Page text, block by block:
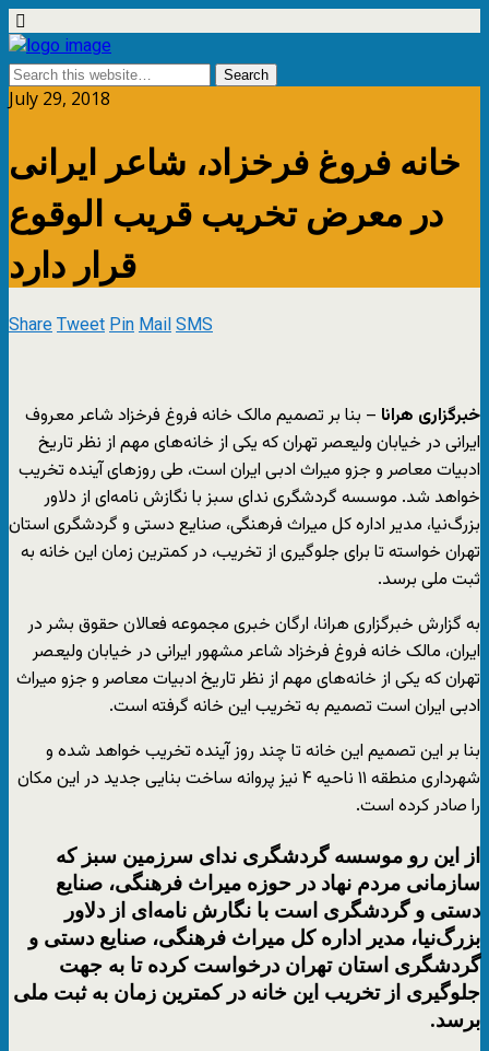
July 29, 2018
خانه فروغ فرخزاد، شاعر ایرانی
در معرض تخریب قریب الوقوع
قرار دارد
ShareTweetPinMailSMS
خبرگزاری هرانا – بنا بر تصمیم مالک خانه فروغ فرخزاد شاعر معروف
ایرانی در خیابان ولیعصر تهران که یکی از خانه‌های مهم از نظر تاریخ
ادبیات معاصر و جزو میراث ادبی ایران است، طی روزهای آینده تخریب
خواهد شد. موسسه گردشگری ندای سبز با نگازش نامه‌ای از دلاور
بزرگ‌نیا، مدیر اداره کل میراث فرهنگی، صنایع دستی و گردشگری استان
تهران خواسته تا برای جلوگیری از تخریب، در کمترین زمان این خانه به
ثبت ملی برسد.
به گزارش خبرگزاری هرانا، ارگان خبری مجموعه فعالان حقوق بشر در
ایران، مالک خانه فروغ فرخزاد شاعر مشهور ایرانی در خیابان ولیعصر
تهران که یکی از خانه‌های مهم از نظر تاریخ ادبیات معاصر و جزو میراث
ادبی ایران است تصمیم به تخریب این خانه گرفته است.
بنا بر این تصمیم این خانه تا چند روز آینده تخریب خواهد شده و
شهرداری منطقه ۱۱ ناحیه ۴ نیز پروانه ساخت بنایی جدید در این مکان
را صادر کرده است.
از این رو موسسه گردشگری ندای سرزمین سبز که
سازمانی مردم نهاد در حوزه میراث فرهنگی، صنایع
دستی و گردشگری است با نگارش نامه‌ای از دلاور
بزرگ‌نیا، مدیر اداره کل میراث فرهنگی، صنایع دستی و
گردشگری استان تهران درخواست کرده تا به جهت
جلوگیری از تخریب این خانه در کمترین زمان به ثبت ملی
برسد.